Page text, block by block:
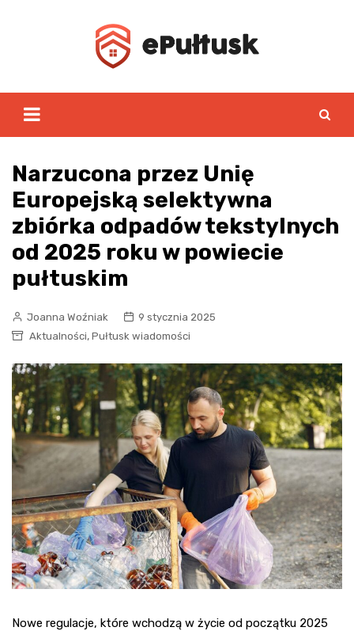
Narzucona przez Unię
Europejską selektywna
zbiórka odpadów tekstylnych
od 2025 roku w powiecie
pułtuskim
Joanna Woźniak
9 stycznia 2025
Aktualności, Pułtusk wiadomości
Nowe regulacje, które wchodzą w życie od początku 2025